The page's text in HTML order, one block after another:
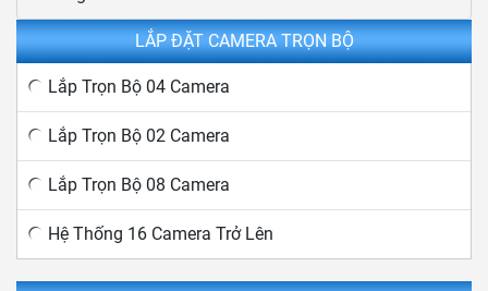
LẮP ĐẶT CAMERA TRỌN BỘ
Lắp Trọn Bộ 04 Camera
Lắp Trọn Bộ 02 Camera
Lắp Trọn Bộ 08 Camera
Hệ Thống 16 Camera Trở Lên